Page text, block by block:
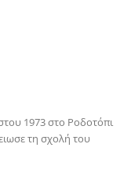
1973 στο Ροδοτόπι
τη σχολή του